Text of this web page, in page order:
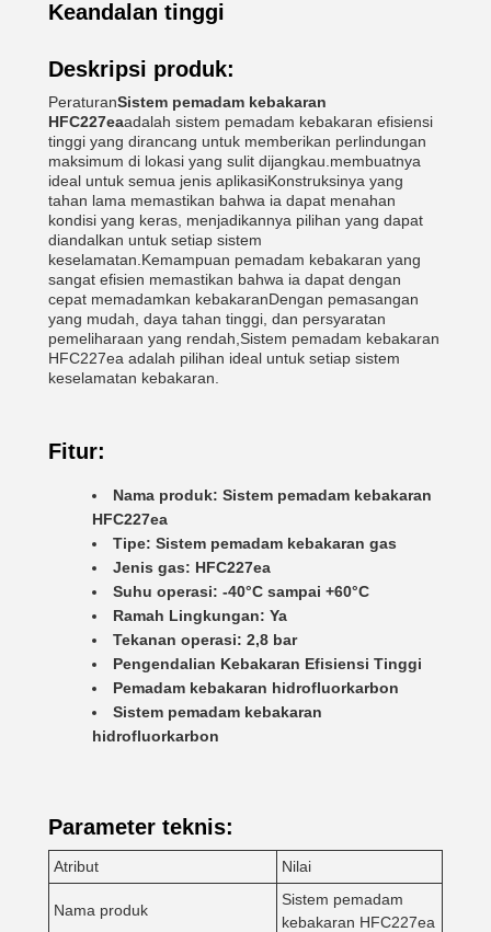
Keandalan tinggi
Deskripsi produk:
PeraturanSistem pemadam kebakaran
HFC227eaadalah sistem pemadam kebakaran efisiensi
tinggi yang dirancang untuk memberikan perlindungan
maksimum di lokasi yang sulit dijangkau.membuatnya
ideal untuk semua jenis aplikasiKonstruksinya yang
tahan lama memastikan bahwa ia dapat menahan
kondisi yang keras, menjadikannya pilihan yang dapat
diandalkan untuk setiap sistem
keselamatan.Kemampuan pemadam kebakaran yang
sangat efisien memastikan bahwa ia dapat dengan
cepat memadamkan kebakaranDengan pemasangan
yang mudah, daya tahan tinggi, dan persyaratan
pemeliharaan yang rendah,Sistem pemadam kebakaran
HFC227ea adalah pilihan ideal untuk setiap sistem
keselamatan kebakaran.
Fitur:
Nama produk: Sistem pemadam kebakaran
HFC227ea
Tipe: Sistem pemadam kebakaran gas
Jenis gas: HFC227ea
Suhu operasi: -40°C sampai +60°C
Ramah Lingkungan: Ya
Tekanan operasi: 2,8 bar
Pengendalian Kebakaran Efisiensi Tinggi
Pemadam kebakaran hidrofluorkarbon
Sistem pemadam kebakaran
hidrofluorkarbon
Parameter teknis:
Atribut Nilai
Nama produk
Sistem pemadam
kebakaran HFC227ea